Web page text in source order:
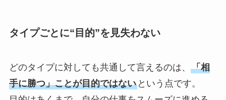
タイプごとに“目的”を見失わない
どのタイプに対しても共通して言えるのは、 「相
手に勝つ」ことが目的ではないという点です。